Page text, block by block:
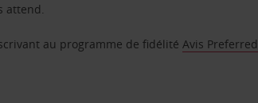
attend.
au programme de fidélitéAvis Preferred